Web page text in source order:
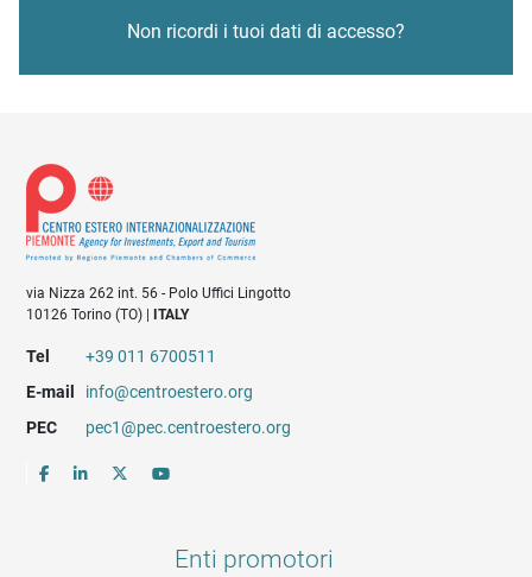
Non ricordi i tuoi dati di accesso?
via Nizza 262 int. 56 - Polo Uffici Lingotto
10126 Torino (TO) |ITALY
Tel
+39 011 6700511
E-mail
info@centroestero.org
PEC
pec1@pec.centroestero.org
Enti promotori